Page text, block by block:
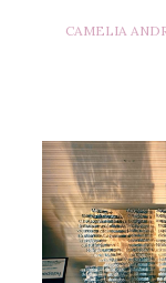
CAMELIA